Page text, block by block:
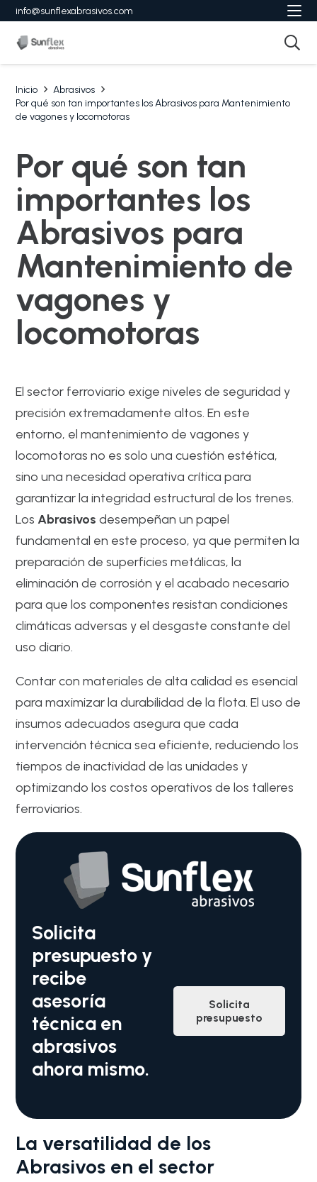
info@sunflexabrasivos.com
Inicio
Abrasivos
Por qué son tan importantes los Abrasivos para Mantenimiento
de vagones y locomotoras
Por qué son tan
importantes los
Abrasivos para
Mantenimiento de
vagones y
locomotoras
El sector ferroviario exige niveles de seguridad y
precisión extremadamente altos. En este
entorno, el mantenimiento de vagones y
locomotoras no es solo una cuestión estética,
sino una necesidad operativa crítica para
garantizar la integridad estructural de los trenes.
Los Abrasivos desempeñan un papel
fundamental en este proceso, ya que permiten la
preparación de superficies metálicas, la
eliminación de corrosión y el acabado necesario
para que los componentes resistan condiciones
climáticas adversas y el desgaste constante del
uso diario.
Contar con materiales de alta calidad es esencial
para maximizar la durabilidad de la flota. El uso de
insumos adecuados asegura que cada
intervención técnica sea eficiente, reduciendo los
tiempos de inactividad de las unidades y
optimizando los costos operativos de los talleres
ferroviarios.
Solicita
presupuesto y
recibe
asesoría
técnica en
abrasivos
ahora mismo.
Solicita
presupuesto
La versatilidad de los
Abrasivos en el sector